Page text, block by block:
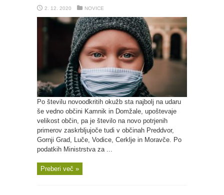
2. 12. 2020 NOVICE
Po številu novoodkritih okužb sta najbolj na udaru
še vedno občini Kamnik in Domžale, upoštevaje
velikost občin, pa je število na novo potrjenih
primerov zaskrbljujoče tudi v občinah Preddvor,
Gornji Grad, Luče, Vodice, Cerklje in Moravče. Po
podatkih Ministrstva za ...
Preberi več »